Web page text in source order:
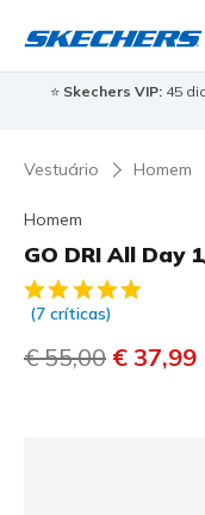
Skechers VIP:45 dias
Vestuário Homem
Homem
GO DRI All Day
5 de 5 –
(7 críticas)
Preço com
€ 55,00 para
€ 37,99